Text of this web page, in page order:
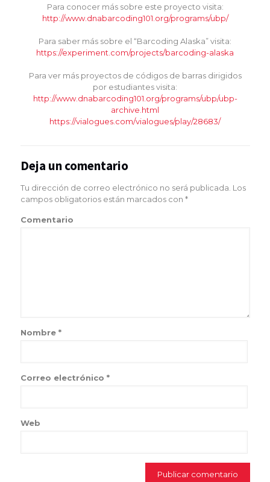
Para conocer más sobre este proyecto visita:
http://www.dnabarcoding101.org/programs/ubp/
Para saber más sobre el “Barcoding Alaska” visita:
https://experiment.com/projects/barcoding-alaska
Para ver más proyectos de códigos de barras dirigidos
por estudiantes visita:
http://www.dnabarcoding101.org/programs/ubp/ubp-
archive.html
https://vialogues.com/vialogues/play/28683/
Deja un comentario
Tu dirección de correo electrónico no será publicada. Los
campos obligatorios están marcados con *
Comentario
Nombre *
Correo electrónico *
Web